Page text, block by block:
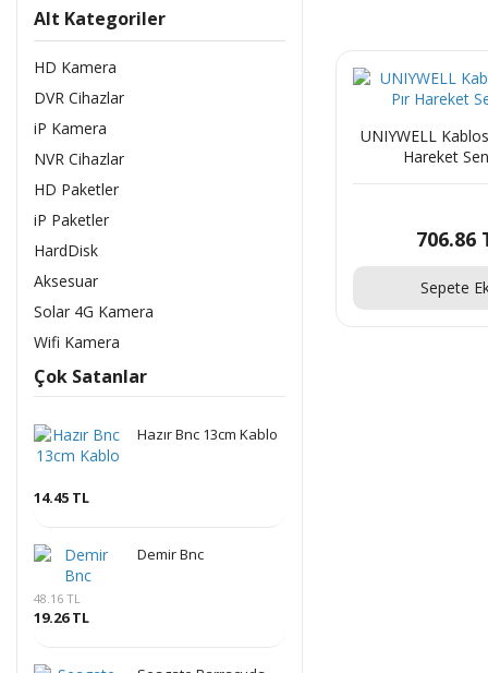
Alt Kategoriler
HD Kamera
DVR Cihazlar
iP Kamera
NVR Cihazlar
HD Paketler
iP Paketler
HardDisk
Aksesuar
Solar 4G Kamera
Wifi Kamera
Çok Satanlar
Hazır Bnc 13cm Kablo
14.45 TL
Demir Bnc
48.16 TL
19.26 TL
UNIYWELL
Hareket
706.86
Sepete